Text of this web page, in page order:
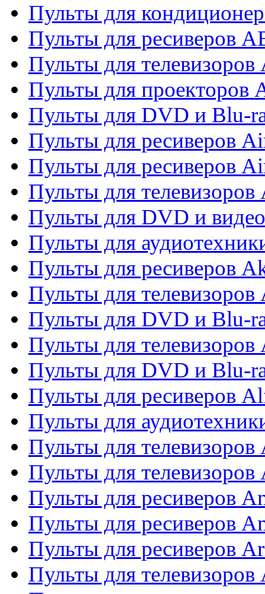
Пульты для
Пульты для ресиверов
Пульты для телевизоров
Пульты для проекторов
Пульты для DVD и Blu-
Пульты для ресиверов
Пульты для ресиверов
Пульты для телевизоров
Пульты для DVD и
Пульты для
Пульты для ресиверов
Пульты для телевизоров
Пульты для DVD и Blu-
Пульты для
Пульты для DVD и Blu-
Пульты для ресиверов
Пульты для
Пульты для
Пульты для
Пульты для ресиверов
Пульты для ресиверов
Пульты для ресиверов
Пульты для